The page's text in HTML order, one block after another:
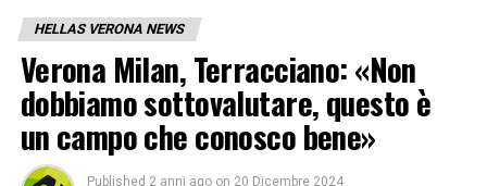
HELLAS VERONA NEWS
Verona Milan, Terracciano: «Non
dobbiamo sottovalutare, questo è
un campo che conosco bene»
Published 2 anni ago on 20 Dicembre 2024